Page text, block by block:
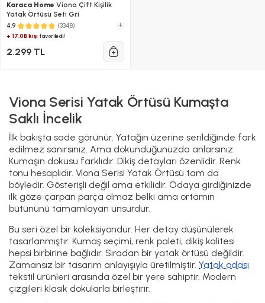
Karaca Home Viona Çift Kişilik
Yatak Örtüsü Seti Gri
4.9 (3348)
+
+ 17.0B kişi favoriledi!
2.299 TL
Viona Serisi Yatak Örtüsü Kumaşta
Saklı İncelik
İlk bakışta sade görünür. Yatağın üzerine serildiğinde fark
edilmez sanırsınız. Ama dokunduğunuzda anlarsınız.
Kumaşın dokusu farklıdır. Dikiş detayları özenlidir. Renk
tonu hesaplıdır. Viona Serisi Yatak Örtüsü tam da
böyledir. Gösterişli değil ama etkilidir. Odaya girdiğinizde
ilk göze çarpan parça olmaz belki ama ortamın
bütününü tamamlayan unsurdur.
Bu seri özel bir koleksiyondur. Her detay düşünülerek
tasarlanmıştır. Kumaş seçimi, renk paleti, dikiş kalitesi
hepsi birbirine bağlıdır. Sıradan bir yatak örtüsü değildir.
Zamansız bir tasarım anlayışıyla üretilmiştir. Yatak odası
tekstil ürünleri arasında özel bir yere sahiptir. Modern
çizgileri klasik dokularla birleştirir.